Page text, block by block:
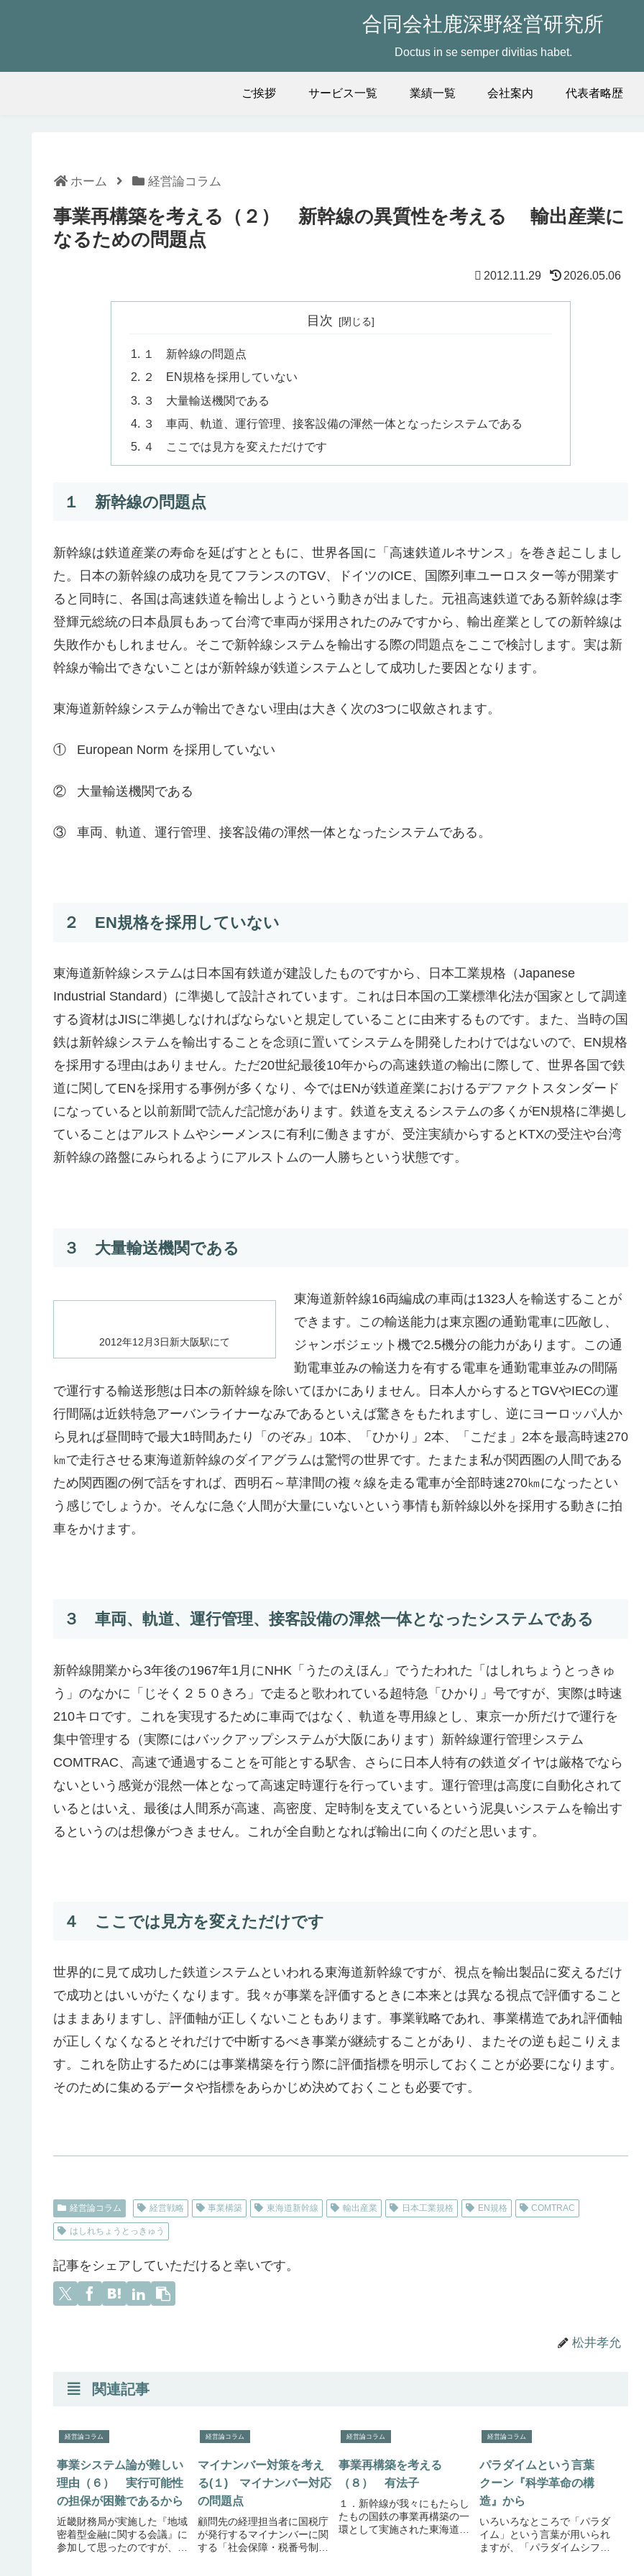
合同会社鹿深野経営研究所
Doctus in se semper divitias habet.
ご挨拶 サービス一覧 業績一覧 会社案内 代表者略歴
ホーム 経営論コラム
事業再構築を考える（２） 新幹線の異質性を考える 輸出産業に
なるための問題点
2012.11.29 2026.05.06
目次
１ 新幹線の問題点
２ EN規格を採用していない
３ 大量輸送機関である
３ 車両、軌道、運行管理、接客設備の渾然一体となったシステムである
４ ここでは見方を変えただけです
１ 新幹線の問題点
新幹線は鉄道産業の寿命を延ばすとともに、世界各国に「高速鉄道ルネサンス」を巻き起こしまし
た。日本の新幹線の成功を見てフランスのTGV、ドイツのICE、国際列車ユーロスター等が開業す
ると同時に、各国は高速鉄道を輸出しようという動きが出ました。元祖高速鉄道である新幹線は李
登輝元総統の日本贔屓もあって台湾で車両が採用されたのみですから、輸出産業としての新幹線は
失敗作かもしれません。そこで新幹線システムを輸出する際の問題点をここで検討します。実は新
幹線が輸出できないことはが新幹線が鉄道システムとして成功した要因となります。
東海道新幹線システムが輸出できない理由は大きく次の3つに収斂されます。
① European Norm を採用していない
② 大量輸送機関である
③ 車両、軌道、運行管理、接客設備の渾然一体となったシステムである。
２ EN規格を採用していない
東海道新幹線システムは日本国有鉄道が建設したものですから、日本工業規格（Japanese
Industrial Standard）に準拠して設計されています。これは日本国の工業標準化法が国家として調達
する資材はJISに準拠しなければならないと規定していることに由来するものです。また、当時の国
鉄は新幹線システムを輸出することを念頭に置いてシステムを開発したわけではないので、EN規格
を採用する理由はありません。ただ20世紀最後10年からの高速鉄道の輸出に際して、世界各国で鉄
道に関してENを採用する事例が多くなり、今ではENが鉄道産業におけるデファクトスタンダード
になっていると以前新聞で読んだ記憶があります。鉄道を支えるシステムの多くがEN規格に準拠し
ていることはアルストムやシーメンスに有利に働きますが、受注実績からするとKTXの受注や台湾
新幹線の路盤にみられるようにアルストムの一人勝ちという状態です。
３ 大量輸送機関である
2012年12月3日新大阪駅にて
東海道新幹線16両編成の車両は1323人を輸送することが
できます。この輸送能力は東京圏の通勤電車に匹敵し、
ジャンボジェット機で2.5機分の能力があります。この通
勤電車並みの輸送力を有する電車を通勤電車並みの間隔
で運行する輸送形態は日本の新幹線を除いてほかにありません。日本人からするとTGVやIECの運
行間隔は近鉄特急アーバンライナーなみであるといえば驚きをもたれますし、逆にヨーロッパ人か
ら見れば昼間時で最大1時間あたり「のぞみ」10本、「ひかり」2本、「こだま」2本を最高時速270
㎞で走行させる東海道新幹線のダイアグラムは驚愕の世界です。たまたま私が関西圏の人間である
ため関西圏の例で話をすれば、西明石～草津間の複々線を走る電車が全部時速270㎞になったとい
う感じでしょうか。そんなに急ぐ人間が大量にいないという事情も新幹線以外を採用する動きに拍
車をかけます。
３ 車両、軌道、運行管理、接客設備の渾然一体となったシステムである
新幹線開業から3年後の1967年1月にNHK「うたのえほん」でうたわれた「はしれちょうとっきゅ
う」のなかに「じそく２５０きろ」で走ると歌われている超特急「ひかり」号ですが、実際は時速
210キロです。これを実現するために車両ではなく、軌道を専用線とし、東京一か所だけで運行を
集中管理する（実際にはバックアップシステムが大阪にあります）新幹線運行管理システム
COMTRAC、高速で通過することを可能とする駅舎、さらに日本人特有の鉄道ダイヤは厳格でなら
ないという感覚が混然一体となって高速定時運行を行っています。運行管理は高度に自動化されて
いるとはいえ、最後は人間系が高速、高密度、定時制を支えているという泥臭いシステムを輸出す
るというのは想像がつきません。これが全自動となれば輸出に向くのだと思います。
４ ここでは見方を変えただけです
世界的に見て成功した鉄道システムといわれる東海道新幹線ですが、視点を輸出製品に変えるだけ
で成功とはいいがたくなります。我々が事業を評価するときに本来とは異なる視点で評価すること
はままありますし、評価軸が正しくないこともあります。事業戦略であれ、事業構造であれ評価軸
が正しくなくなるとそれだけで中断するべき事業が継続することがあり、またその逆も起こりえま
す。これを防止するためには事業構築を行う際に評価指標を明示しておくことが必要になります。
そのために集めるデータや指標をあらかじめ決めておくことも必要です。
経営論コラム 経営戦略 事業構築 東海道新幹線 輸出産業 日本工業規格 EN規格 COMTRAC
はしれちょうとっきゅう
記事をシェアしていただけると幸いです。
松井孝允
関連記事
経営論コラム
事業システム論が難しい
理由（６） 実行可能性
の担保が困難であるから
近畿財務局が実施した『地域
密着型金融に関する会議』に
参加して思ったのですが、金
経営論コラム
マイナンバー対策を考え
る(１) マイナンバー対応
の問題点
顧問先の経理担当者に国税庁
が発行するマイナンバーに関
する「社会保障・税番号制度
経営論コラム
事業再構築を考える
（８） 有法子
１．新幹線が我々にもたらし
たもの国鉄の事業再構築の一
環として実施された東海道新
経営論コラム
パラダイムという言葉
クーン『科学革命の構
造』から
いろいろなところで「パラダ
イム」という言葉が用いられ
ますが、「パラダイムシフ